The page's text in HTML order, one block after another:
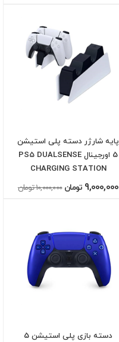
پایه شارژر دسته پلی استیشن
5 اورجینال PS5 DUALSENSE
CHARGING STATION
9,000,000 تومان 10,000,000 تومان
دسته بازی پلی استیشن 5